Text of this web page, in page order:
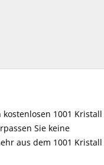
1001 Kristall
Sie keine
aus dem 1001 Kristall